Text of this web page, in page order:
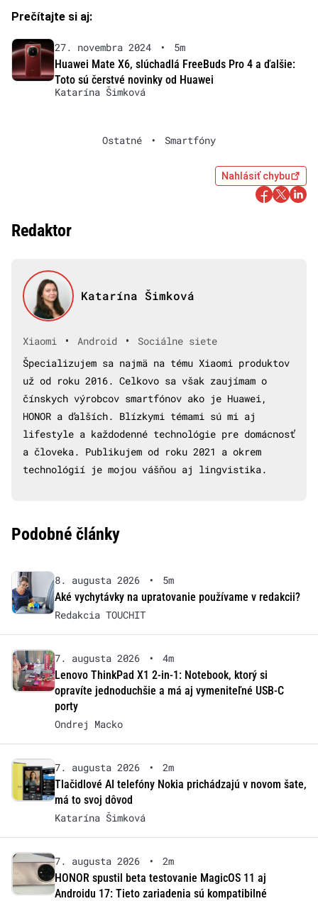
Prečítajte si aj:
27. novembra 2024 •
5m
Huawei Mate X6, slúchadlá FreeBuds Pro 4 a ďalšie:
Toto sú čerstvé novinky od Huawei
Katarína Šimková
Ostatné • Smartfóny
Nahlásiť chybu
Redaktor
Katarína Šimková
Xiaomi • Android •
Sociálne siete
Špecializujem sa najmä na tému Xiaomi produktov
už od roku 2016. Celkovo sa však zaujímam o
čínskych výrobcov smartfónov ako je Huawei,
HONOR a ďalších. Blízkymi témami sú mi aj
lifestyle a každodenné technológie pre domácnosť
a človeka. Publikujem od roku 2021 a okrem
technológií je mojou vášňou aj lingvistika.
Podobné články
8. augusta 2026 •
5m
Aké vychytávky na upratovanie používame v redakcii?
Redakcia TOUCHIT
7. augusta 2026 •
4m
Lenovo ThinkPad X1 2-in-1: Notebook, ktorý si
opravíte jednoduchšie a má aj vymeniteľné USB-C
porty
Ondrej Macko
7. augusta 2026 •
2m
Tlačidlové AI telefóny Nokia prichádzajú v novom šate,
má to svoj dôvod
Katarína Šimková
7. augusta 2026 •
2m
HONOR spustil beta testovanie MagicOS 11 aj
Androidu 17: Tieto zariadenia sú kompatibilné